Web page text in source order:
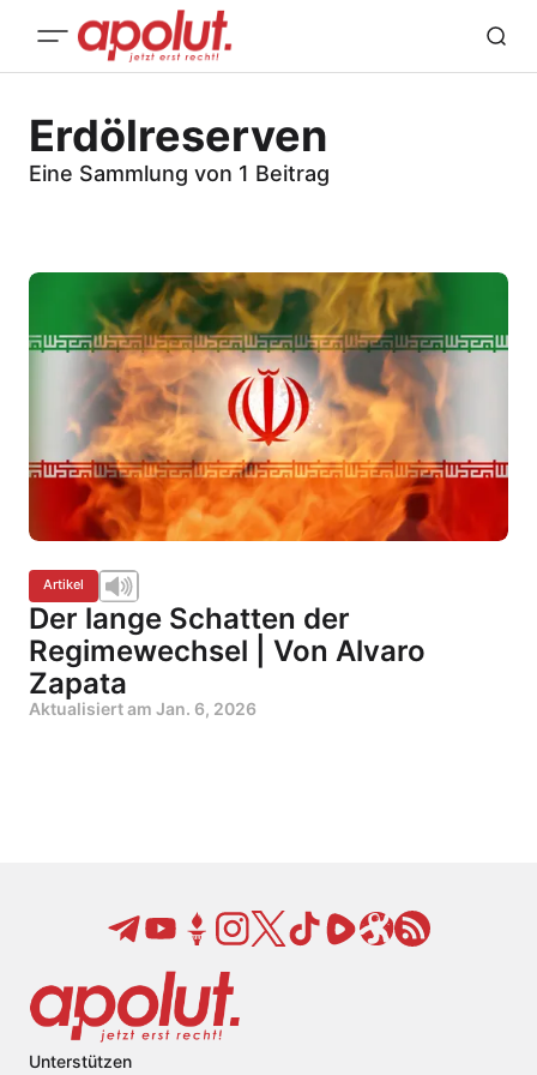
Erdölreserven
Eine Sammlung von 1 Beitrag
Artikel
Der lange Schatten der
Regimewechsel | Von Alvaro
Zapata
Aktualisiert am Jan. 6, 2026
Unterstützen